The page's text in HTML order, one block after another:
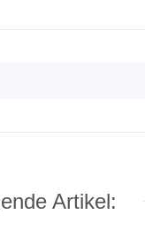
Artikel: